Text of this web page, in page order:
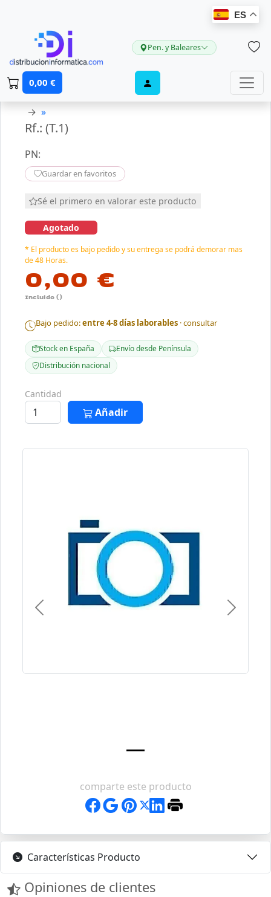
ES
Pen. y Baleares
0,00 €
→ »
Rf.: (T.1)
PN:
Guardar en favoritos
Sé el primero en valorar este producto
Agotado
* El producto es bajo pedido y su entrega se podrá demorar mas
de 48 Horas.
0,00 €
Incluido ()
Bajo pedido:entre 4-8 días laborables · consultar
Stock en España
Envío desde Península
Distribución nacional
Cantidad
Añadir
Previous Next
comparte este producto
Características Producto
Opiniones de clientes